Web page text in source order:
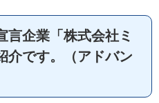
言企業「株式会社ミ
介です。（アドバン